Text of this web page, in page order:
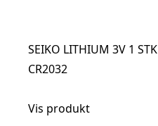
SEIKO LITHIUM 3V 1 STK
CR2032
Vis produkt